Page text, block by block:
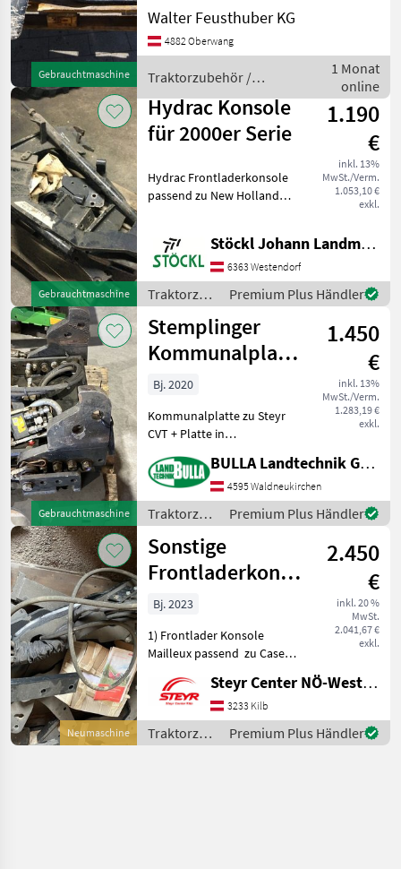
Gebrauchtmaschine
passend zu Steyr 955 /964
/970, passend auf alle
Hydrac Lader mit 1m
verzogen oder Risse; guter
Zust
Walter Feusthuber KG
4882 Oberwang
Traktorzubehör /
Hydrac
1 Monat
online
Gebrauchtmaschine
Hydrac Konsole
für 2000er Serie
1.190
€
inkl. 13%
MwSt./Verm.
1.053,10 €
exkl.
Hydrac Frontladerkonsole
passend zu New Holland
Freisichtfrontlader ohne
Einfahrrahmen)
Traktorzubehör Konsolen
Stöckl Johann Landmaschinen GesmbH & Co KG
6363 Westendorf
Traktorzubehör
/ Hydrac
Premium Plus Händler
Gebrauchtmaschine
Stemplinger
Kommunalplatte
zu Steyr CVT
1.450
€
inkl. 13%
MwSt./Verm.
1.283,19 €
exkl.
Bj. 2020
Kommunalplatte zu Steyr
CVT + Platte in
+ Kommunalplatte Größe 3
+ Stemplinger Hubwerk +
CVT SWB Bj. 2015 bis 2022 +
Multischlauchkuppl
BULLA Landtechnik GmbH Ersatzteile
4595 Waldneukirchen
Traktorzubehör
/
Stemplinger
Premium Plus Händler
Neumaschine
Sonstige
Frontladerkonsole
Mailleux-Fl. für
Case Vestrum
2.450
€
inkl. 20 %
MwSt.
2.041,67 €
exkl.
Bj. 2023
1) Frontlader Konsole
Mailleux passend zu Case
Multikuppler Unterteil
Mach System 3)
Schwingungssystem
Traktorzubehör Konsolen
Steyr Center NÖ-West - Standort Kilb
3233 Kilb
Traktorzubehör
/ Sonstige
Premium Plus Händler